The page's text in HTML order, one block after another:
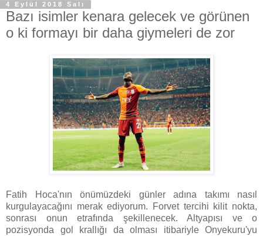
4 Eylül 2018 Salı
Bazı isimler kenara gelecek ve görünen
o ki formayı bir daha giymeleri de zor
Fatih Hoca'nın önümüzdeki günler adına takımı nasıl
kurgulayacağını merak ediyorum. Forvet tercihi kilit nokta,
sonrası onun etrafında şekillenecek. Altyapısı ve o
pozisyonda gol krallığı da olması itibariyle Onyekuru'yu